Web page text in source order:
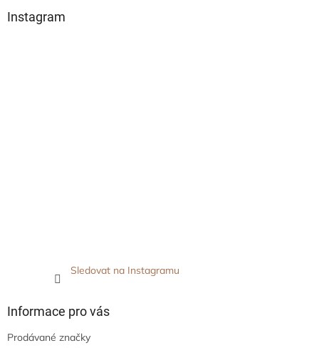
Instagram
Sledovat na Instagramu
Informace pro vás
Prodávané značky